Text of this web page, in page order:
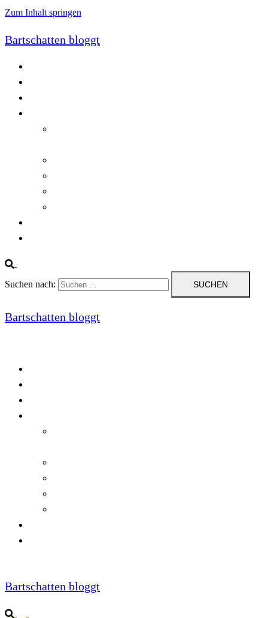
Zum Inhalt springen
Bartschatten bloggt
Suchen nach:
Bartschatten bloggt
Bartschatten bloggt